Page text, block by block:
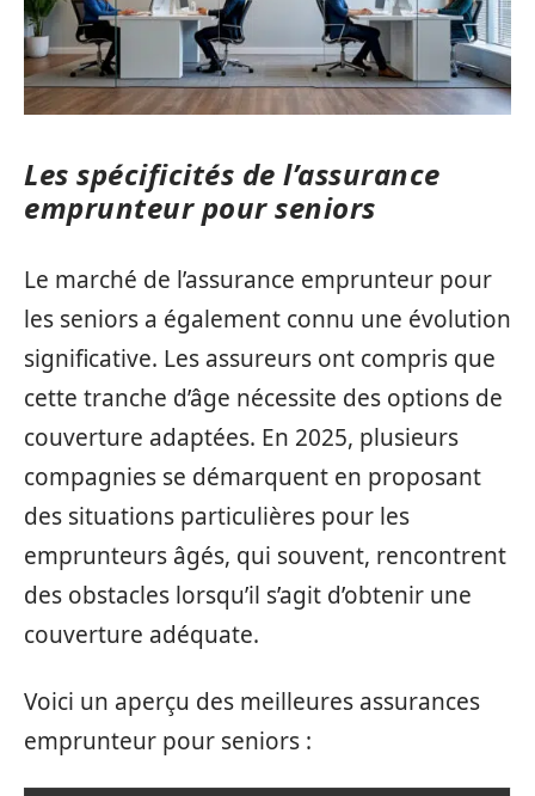
Les spécificités de l’assurance
emprunteur pour seniors
Le marché de l’assurance emprunteur pour
les seniors a également connu une évolution
significative. Les assureurs ont compris que
cette tranche d’âge nécessite des options de
couverture adaptées. En 2025, plusieurs
compagnies se démarquent en proposant
des situations particulières pour les
emprunteurs âgés, qui souvent, rencontrent
des obstacles lorsqu’il s’agit d’obtenir une
couverture adéquate.
Voici un aperçu des meilleures assurances
emprunteur pour seniors :